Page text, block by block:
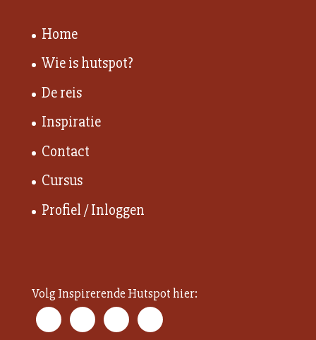
Home
Wie is hutspot?
De reis
Inspiratie
Contact
Cursus
Profiel / Inloggen
Volg Inspirerende Hutspot hier: